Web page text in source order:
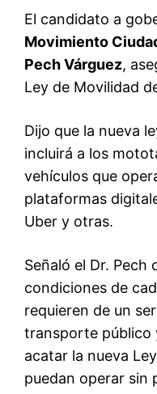
El candidato a
Movimiento
Pech Várguez,
Ley de Movilidad
Dijo que la nueva
incluirá a los
vehículos que
plataformas
Uber y otras.
Señaló el Dr. Pech
condiciones de
requieren de un
transporte público
acatar la nueva
puedan operar sin